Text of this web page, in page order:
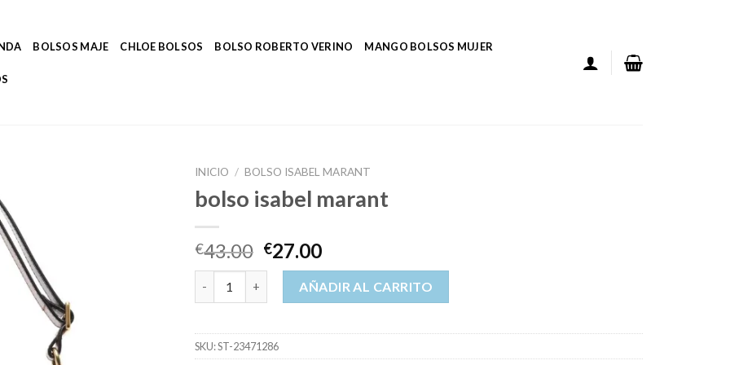
BOLSOS MAJE CHLOE BOLSOS BOLSO ROBERTO VERINO MANGO BOLSOS MUJER
INICIO / BOLSO ISABEL MARANT
bolso isabel marant
€43.00 €27.00
bolso isabel marant cantidadAÑADIR AL CARRITO
SKU:ST-23471286